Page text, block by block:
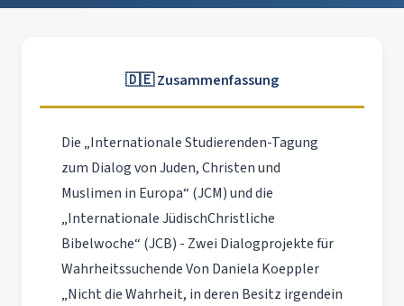
🇩🇪 Zusammenfassung
Die „Internationale Studierenden-Tagung
zum Dialog von Juden, Christen und
Muslimen in Europa“ (JCM) und die
„Internationale JüdischChristliche
Bibelwoche“ (JCB) - Zwei Dialogprojekte für
Wahrheitssuchende Von Daniela Koeppler
„Nicht die Wahrheit, in deren Besitz irgendein